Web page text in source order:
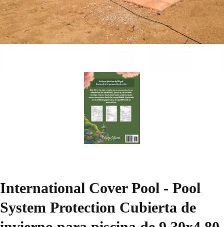
International Cover Pool - Pool
System Protection Cubierta de